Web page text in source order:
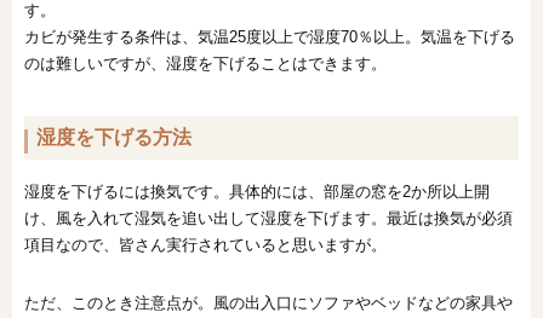
す。
カビが発生する条件は、気温25度以上で湿度70％以上。気温を下げる
のは難しいですが、湿度を下げることはできます。
湿度を下げる方法
湿度を下げるには換気です。具体的には、部屋の窓を2か所以上開
け、風を入れて湿気を追い出して湿度を下げます。最近は換気が必須
項目なので、皆さん実行されていると思いますが。
ただ、このとき注意点が。風の出入口にソファやベッドなどの家具や